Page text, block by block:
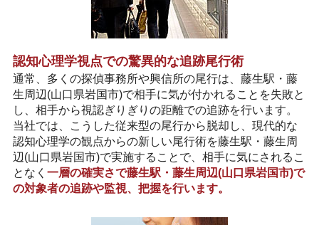
認知心理学視点での驚異的な追跡尾行術
通常、多くの探偵事務所や興信所の尾行は、藤生駅・藤
生周辺(山口県岩国市)で相手に気が付かれることを失敗と
し、相手から視認ぎりぎりの距離での追跡を行います。
当社では、こうした従来型の尾行から脱却し、現代的な
認知心理学の観点からの新しい尾行術を藤生駅・藤生周
辺(山口県岩国市)で実施することで、相手に気にされるこ
となく 一層の確実さで藤生駅・藤生周辺(山口県岩国市)で
の対象者の追跡や監視、把握を行います。